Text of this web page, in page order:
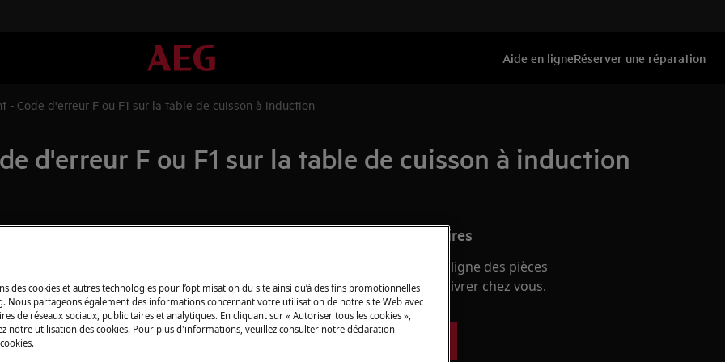
Aide en ligneRéserver une réparation
Dysfonctionnement - Code d'erreur F ou F1 sur la table de cuisson à induction
d'erreur F ou F1 sur la table de cuisson à induction
table de cuisson à induction.
de commande de ma table de
Pièces détachées et accessoires
Trouvez dans notre boutique en ligne des pièces
détachées d’origine et faites-les livrer chez vous.
des cookies et autres technologies pour l’optimisation du site ainsi qu’à des fins promotionnelles
Nous partageons également des informations concernant votre utilisation de notre site Web avec
de réseaux sociaux, publicitaires et analytiques. En cliquant sur « Autoriser tous les cookies »,
notre utilisation des cookies. Pour plus d'informations, veuillez consulter notre déclaration